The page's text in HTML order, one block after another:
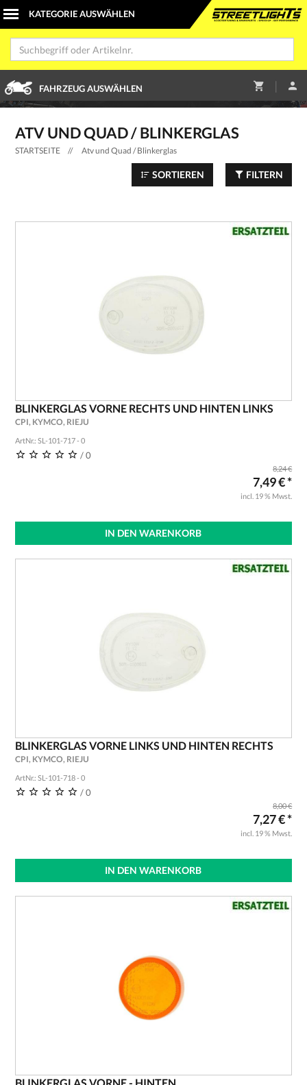
FAHRZEUG AUSWÄHLEN |
ATV UND QUAD / BLINKERGLAS
STARTSEITE // Atv und Quad / Blinkerglas
SORTIEREN FILTERN
BLINKERGLAS VORNE RECHTS UND HINTEN LINKS
CPI, KYMCO, RIEJU
ArtNr.: SL-101-717 - 0
/ 0
8,24 €
7,49 € *
incl. 19 % Mwst.
IN DEN WARENKORB
BLINKERGLAS VORNE LINKS UND HINTEN RECHTS
CPI, KYMCO, RIEJU
ArtNr.: SL-101-718 - 0
/ 0
8,00 €
7,27 € *
incl. 19 % Mwst.
IN DEN WARENKORB